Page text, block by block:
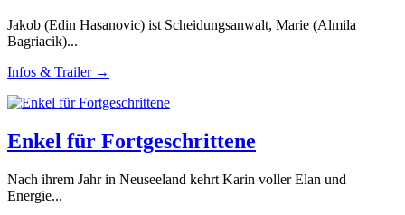
Jakob (Edin Hasanovic) ist Scheidungsanwalt, Marie (Almila
Bagriacik)...
Infos & Trailer →
Enkel für Fortgeschrittene
Nach ihrem Jahr in Neuseeland kehrt Karin voller Elan und
Energie...